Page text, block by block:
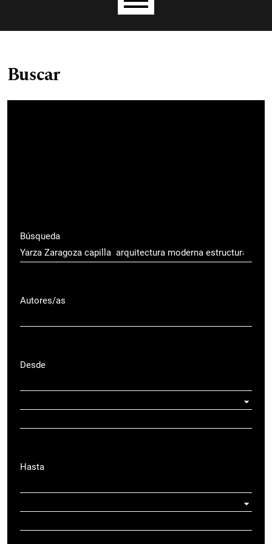
Buscar
Búsqueda
Autores/as
Desde
Hasta